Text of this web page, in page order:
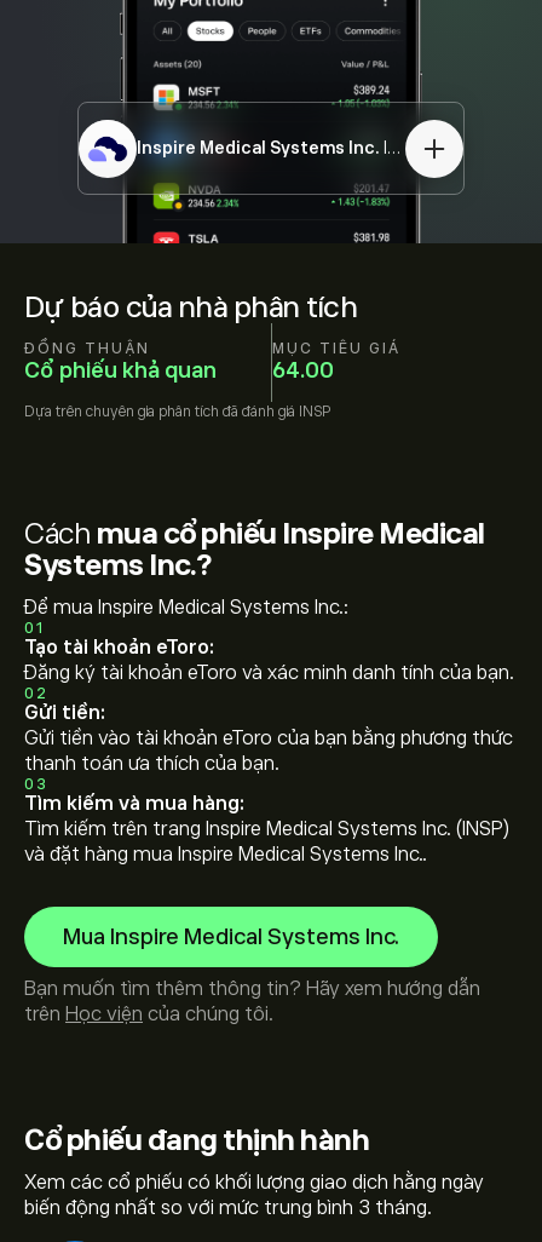
Dự báo của nhà phân tích
ĐỒNG THUẬN
Cổ phiếu khả quan
MỤC TIÊU GIÁ
64.00
Dựa trên chuyên gia phân tích đã đánh giá INSP
Inspire Medical Systems Inc.
Cổ phiếu đang thịnh hành
Xem các cổ phiếu có khối lượng giao dịch hằng ngày
biến động nhất so với mức trung bình 3 tháng.
Cách mua cổ phiếu Inspire Medical
Systems Inc.?
Để mua Inspire Medical Systems Inc.:
01
Tạo tài khoản eToro:
Đăng ký tài khoản eToro và xác minh danh tính của bạn.
02
Gửi tiền:
Gửi tiền vào tài khoản eToro của bạn bằng phương thức
thanh toán ưa thích của bạn.
03
Tìm kiếm và mua hàng:
Tìm kiếm trên trang Inspire Medical Systems Inc. (INSP)
và đặt hàng mua Inspire Medical Systems Inc..
Mua Inspire Medical Systems Inc.
Bạn muốn tìm thêm thông tin? Hãy xem hướng dẫn
trên Học viện của chúng tôi.